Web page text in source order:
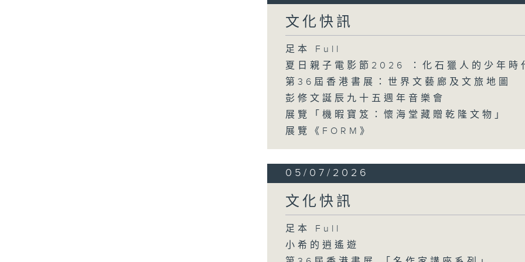
文化快訊
足本 Full
夏日親子電影節2026 ：化石獵人的少年時
第36屆香港書展：世界文藝廊及文旅地圖
彭修文誕辰九十五週年音樂會
展覽「機暇寶笈：懷海堂藏贈乾隆文物」
展覽《FORM》
05/07/2026
文化快訊
足本 Full
小希的逍遙遊